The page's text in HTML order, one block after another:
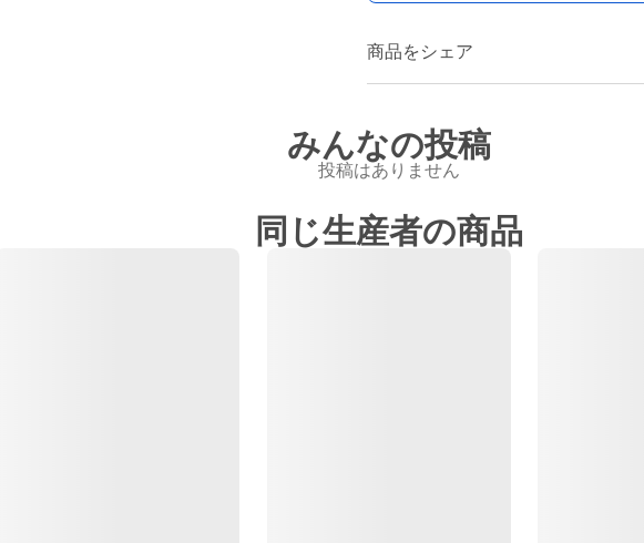
商品をシェア
みんなの投稿
投稿はありません
同じ生産者の商品